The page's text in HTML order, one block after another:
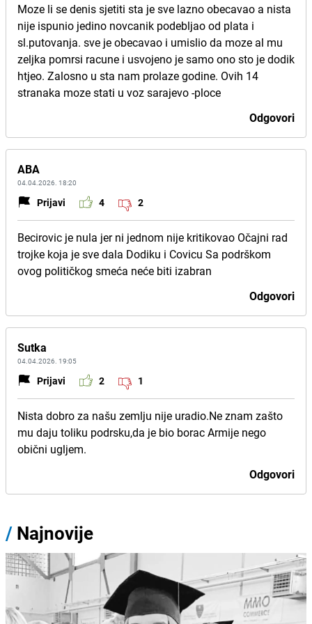
Moze li se denis sjetiti sta je sve lazno obecavao a nista
nije ispunio jedino novcanik podebljao od plata i
sl.putovanja. sve je obecavao i umislio da moze al mu
zeljka pomrsi racune i usvojeno je samo ono sto je dodik
htjeo. Zalosno u sta nam prolaze godine. Ovih 14
stranaka moze stati u voz sarajevo -ploce
Odgovori
ABA
04.04.2026. 18:20
Prijavi 4 2
Becirovic je nula jer ni jednom nije kritikovao Očajni rad
trojke koja je sve dala Dodiku i Covicu Sa podrškom
ovog političkog smeća neće biti izabran
Odgovori
Sutka
04.04.2026. 19:05
Prijavi 2 1
Nista dobro za našu zemlju nije uradio.Ne znam zašto
mu daju toliku podrsku,da je bio borac Armije nego
obični ugljem.
Odgovori
/ Najnovije